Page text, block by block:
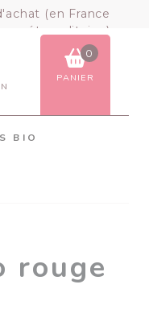
(en France
métropolitaine)
0
PANIER
BIO
rouge